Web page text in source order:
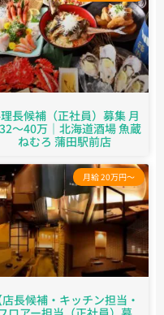
長候補（正社員）募集 月
～40万｜北海道酒場 魚蔵
ねむろ 蒲田駅前店
月給 20万円～
店長候補・キッチン担当・